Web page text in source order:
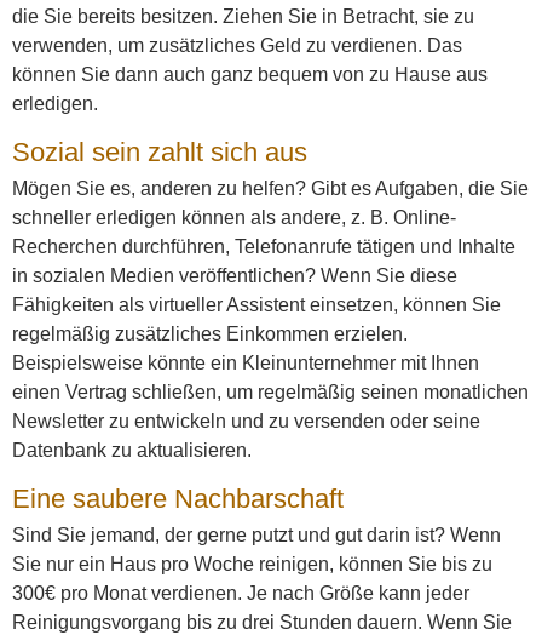
die Sie bereits besitzen. Ziehen Sie in Betracht, sie zu
verwenden, um zusätzliches Geld zu verdienen. Das
können Sie dann auch ganz bequem von zu Hause aus
erledigen.
Sozial sein zahlt sich aus
Mögen Sie es, anderen zu helfen? Gibt es Aufgaben, die Sie
schneller erledigen können als andere, z. B. Online-
Recherchen durchführen, Telefonanrufe tätigen und Inhalte
in sozialen Medien veröffentlichen? Wenn Sie diese
Fähigkeiten als virtueller Assistent einsetzen, können Sie
regelmäßig zusätzliches Einkommen erzielen.
Beispielsweise könnte ein Kleinunternehmer mit Ihnen
einen Vertrag schließen, um regelmäßig seinen monatlichen
Newsletter zu entwickeln und zu versenden oder seine
Datenbank zu aktualisieren.
Eine saubere Nachbarschaft
Sind Sie jemand, der gerne putzt und gut darin ist? Wenn
Sie nur ein Haus pro Woche reinigen, können Sie bis zu
300€ pro Monat verdienen. Je nach Größe kann jeder
Reinigungsvorgang bis zu drei Stunden dauern. Wenn Sie